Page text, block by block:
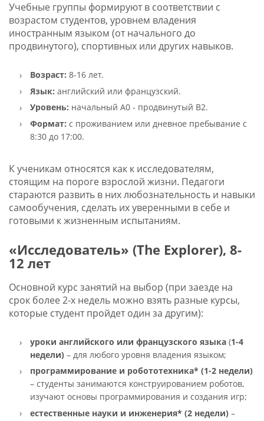
Учебные группы формируют в соответствии с
возрастом студентов, уровнем владения
иностранным языком (от начального до
продвинутого), спортивных или других навыков.
Возраст: 8-16 лет.
Язык: английский или французский.
Уровень: начальный A0 - продвинутый B2.
Формат: с проживанием или дневное пребывание с
8:30 до 17:00.
К ученикам относятся как к исследователям,
стоящим на пороге взрослой жизни. Педагоги
стараются развить в них любознательность и навыки
самообучения, сделать их уверенными в себе и
готовыми к жизненным испытаниям.
«Исследователь» (The Explorer), 8-
12 лет
Основной курс занятий на выбор (при заезде на
срок более 2-х недель можно взять разные курсы,
которые студент пройдет один за другим):
уроки английского или французского языка(1-4
недели)– для любого уровня владения языком;
программирование и робототехника* (1-2 недели)
– студенты занимаются конструированием роботов,
изучают основы программирования и создания игр;
естественные науки и инженерия* (2 недели)–